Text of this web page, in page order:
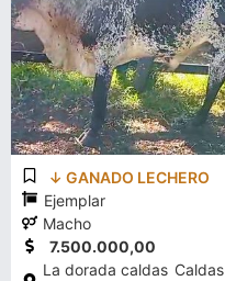
↓ GANADO LECHERO
Ejemplar
Macho
7.500.000,00
La dorada caldas Caldas